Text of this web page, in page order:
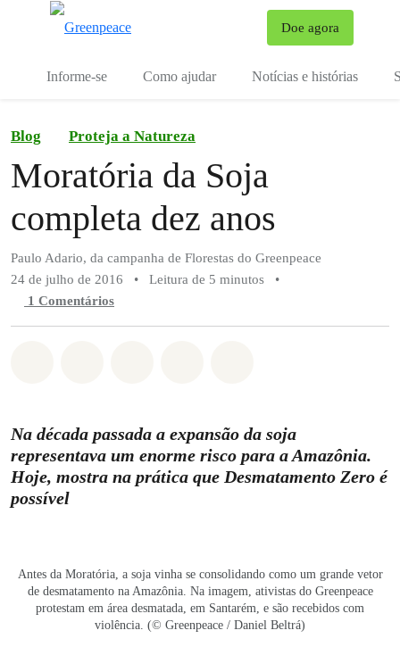
Doe agora
Informe-se Como ajudar Notícias e histórias
Blog Proteja a Natureza
Moratória da Soja
completa dez anos
Paulo Adario, da campanha de Florestas do Greenpeace
24 de julho de 2016
• Leitura de 5 minutos
•
1 Comentários
Na década passada a expansão da soja
representava um enorme risco para a Amazônia.
Hoje, mostra na prática que Desmatamento Zero é
possível
Antes da Moratória, a soja vinha se consolidando como um grande vetor
de desmatamento na Amazônia. Na imagem, ativistas do Greenpeace
protestam em área desmatada, em Santarém, e são recebidos com
violência. (© Greenpeace / Daniel Beltrá)